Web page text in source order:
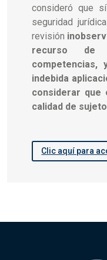
consideró que
seguridad
revisión
recurso de
indebida
considerar que
calidad de
Clic aquí para